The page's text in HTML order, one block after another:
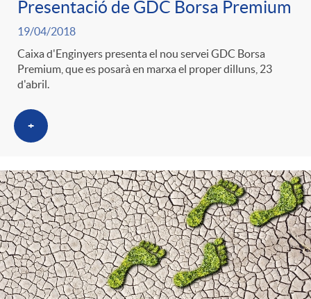
Presentació de GDC Borsa Premium
19/04/2018
Caixa d'Enginyers presenta el nou servei GDC Borsa
Premium, que es posarà en marxa el proper dilluns, 23
d'abril.
+